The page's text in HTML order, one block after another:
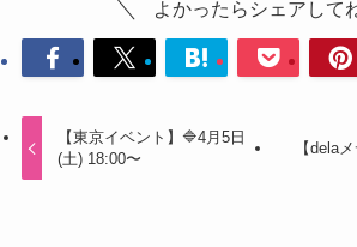
よかったらシェアして
【東京イベント】🔷4月5日
(土) 18:00〜
【dela